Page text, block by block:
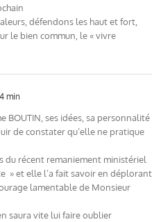
défendons les haut et fort,
le bien commun, le « vivre
min
BOUTIN, ses idées, sa personnalité
de constater qu’elle ne pratique
du récent remaniement ministériel
» et elle l’a fait savoir en déplorant
lamentable de Monsieur
saura vite lui faire oublier